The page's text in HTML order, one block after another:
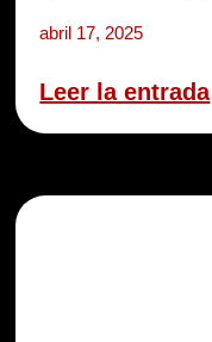
abril 17, 2025
Leer la entrada